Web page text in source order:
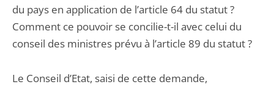
du pays en application de l’article 64 du statut ?
Comment ce pouvoir se concilie-t-il avec celui du
conseil des ministres prévu à l’article 89 du statut ?
Le Conseil d’Etat, saisi de cette demande,